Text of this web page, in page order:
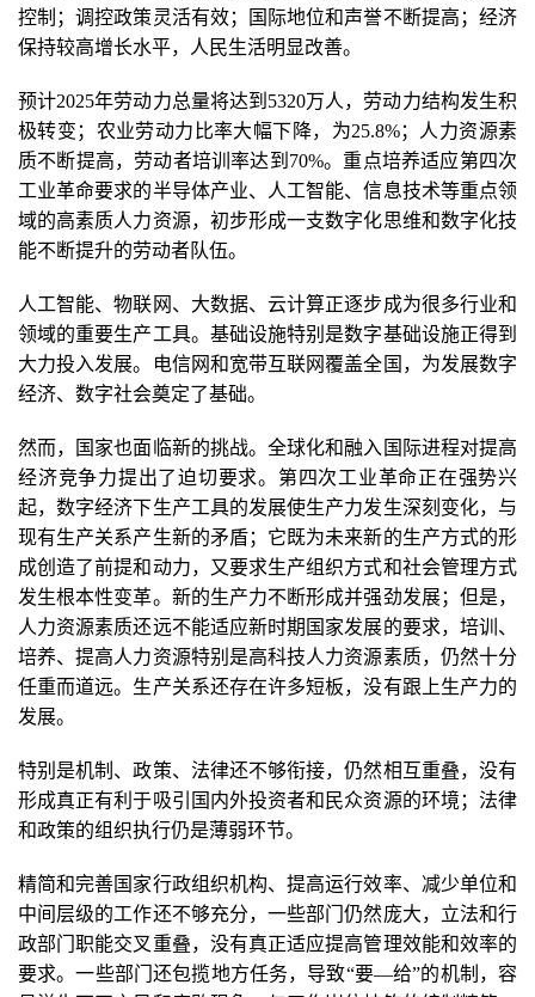
控制；调控政策灵活有效；国际地位和声誉不断提高；经济
保持较高增长水平，人民生活明显改善。
预计2025年劳动力总量将达到5320万人，劳动力结构发生积
极转变；农业劳动力比率大幅下降，为25.8%；人力资源素
质不断提高，劳动者培训率达到70%。重点培养适应第四次
工业革命要求的半导体产业、人工智能、信息技术等重点领
域的高素质人力资源，初步形成一支数字化思维和数字化技
能不断提升的劳动者队伍。
人工智能、物联网、大数据、云计算正逐步成为很多行业和
领域的重要生产工具。基础设施特别是数字基础设施正得到
大力投入发展。电信网和宽带互联网覆盖全国，为发展数字
经济、数字社会奠定了基础。
然而，国家也面临新的挑战。全球化和融入国际进程对提高
经济竞争力提出了迫切要求。第四次工业革命正在强势兴
起，数字经济下生产工具的发展使生产力发生深刻变化，与
现有生产关系产生新的矛盾；它既为未来新的生产方式的形
成创造了前提和动力，又要求生产组织方式和社会管理方式
发生根本性变革。新的生产力不断形成并强劲发展；但是，
人力资源素质还远不能适应新时期国家发展的要求，培训、
培养、提高人力资源特别是高科技人力资源素质，仍然十分
任重而道远。生产关系还存在许多短板，没有跟上生产力的
发展。
特别是机制、政策、法律还不够衔接，仍然相互重叠，没有
形成真正有利于吸引国内外投资者和民众资源的环境；法律
和政策的组织执行仍是薄弱环节。
精简和完善国家行政组织机构、提高运行效率、减少单位和
中间层级的工作还不够充分，一些部门仍然庞大，立法和行
政部门职能交叉重叠，没有真正适应提高管理效能和效率的
要求。一些部门还包揽地方任务，导致“要—给”的机制，容